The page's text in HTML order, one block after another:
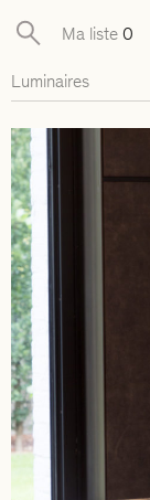
Nouveautés
Mobilier
Luminaires
Objets
Journal
Luminaires
Ma liste 0